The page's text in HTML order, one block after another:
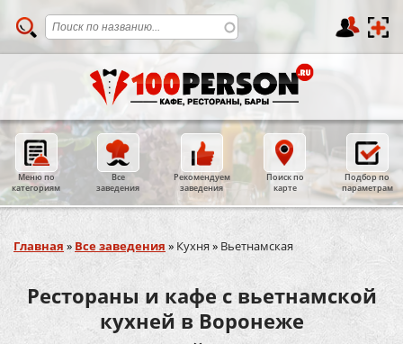
Меню по
категориям
Все
заведения
Рекомендуем
заведения
Поиск по
карте
Подбор по
параметрам
Вы здесь
Главная » Все заведения » Кухня» Вьетнамская
Рестораны и кафе с вьетнамской
кухней в Воронеже